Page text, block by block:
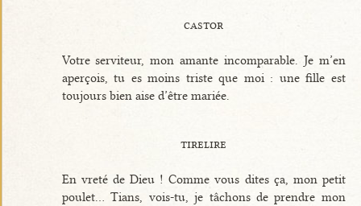
castor
Votre serviteur, mon amante incomparable. Je m’en
aperçois, tu es moins triste que moi : une fille est
toujours bien aise d’être mariée.
tirelire
En vreté de Dieu ! Comme vous dites ça, mon petit
poulet... Tians, vois-tu, je tâchons de prendre mon